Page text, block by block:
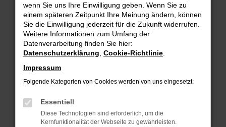
Beim Laden ist ein Fehler aufgetreten.
Hier sind ein paar Tipps, die dir helfen können:
Überprüfe deine Firewall und deine
Internetverbindung.
Laden andere Webseiten, zum Beispiel deine
Suchmaschine?
Prüfe deine Browsererweiterungen.
das Laden bestimmter Seiten verhindern.
Funktioniert die Seite in einem anderen Browser
oder in einem privaten Fenster?
wenn Sie uns Ihre Einwilligung geben. Wenn Sie zu
einem späteren Zeitpunkt Ihre Meinung ändern, können
Sie die Einwilligung jederzeit für die Zukunft widerrufen.
Weitere Informationen zum Umfang der
Datenverarbeitung finden Sie hier:
Datenschutzerklärung Cookie-Richtlinie
Impressum
Folgende Kategorien von Cookies werden von uns eingesetzt:
Essentiell
Diese Technologien sind erforderlich, um die
Kernfunktionalität der Webseite zu gewährleisten.